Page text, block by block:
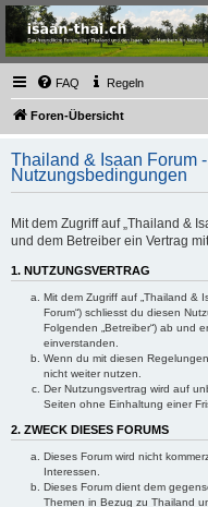
Thailand & Isaan
- isaan-thai.ch
Das freundliche Forum über
FAQ Regeln
Foren-Übersicht
Thailand & Isaan Forum
Nutzungsbedingungen
Mit dem Zugriff auf „Thailand &
und dem Betreiber ein Vertrag
1. NUTZUNGSVERTRAG
Mit dem Zugriff auf „Thailand &
Forum“) schliesst du diesen
Folgenden „Betreiber“) ab und
einverstanden.
Wenn du mit diesen
nicht weiter nutzen.
Der Nutzungsvertrag wird auf
Seiten ohne Einhaltung einer
2. ZWECK DIESES FORUMS
Dieses Forum wird nicht
Interessen.
Dieses Forum dient dem
Themen in Bezug zu Thailand